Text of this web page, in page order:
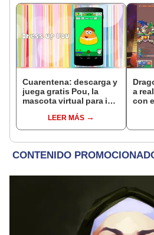
Cuarentena: descarga y
juega gratis Pou, la
mascota virtual para iOS
LEER MÁS
a
con